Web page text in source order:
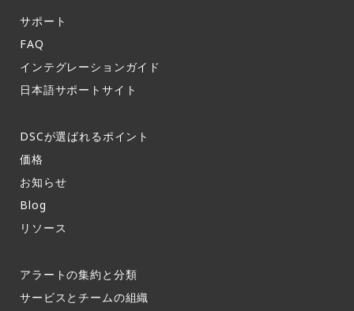
サポート​
FAQ​
インテグレーションガイド​
日本語サポートサイト​
DSCが選ばれるポイント
価格
お知らせ​
Blog
リソース
アラートの集約と分類​
サービスとチームの組織​